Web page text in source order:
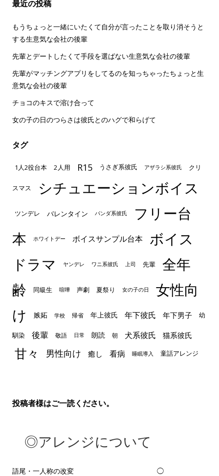
最近の投稿
もうちょっと一緒にいたくて自分が言ったことを取り消そうと
する生意気な会社の後輩
先輩とデートしたくて手段を選ばない生意気な会社の後輩
先輩がマッチングアプリをしてるのを知っちゃったちょっと生
意気な会社の後輩
チョコのキスで溶け合って
女の子の日のつらさは彼氏とのハグで和らげて
タグ
1人2役台本 2人用 R15 うさぎ系彼氏 アザラシ系彼氏 クリ
スマス シチュエーションボイス
ツンデレ バレンタイン パンダ系彼氏
フリー台
本
ホワイトデー ボイスサンプル台本
ボイス
ドラマ
ヤンデレ ワニ系彼氏 上司 先輩
全年
齢
同級生 喧嘩 声劇 夏祭り 女の子の日
女性向
け
嫉妬 学校 帰省 年上彼氏 年下彼氏 年下男子 幼
馴染 後輩 敬語 日常 朗読 朝 犬系彼氏 猫系彼氏
甘々 男性向け 癒し 看病 睡眠導入 童話アレンジ
投稿者様はご一読ください。
◎アレンジについて
語尾・一人称の改変
◯